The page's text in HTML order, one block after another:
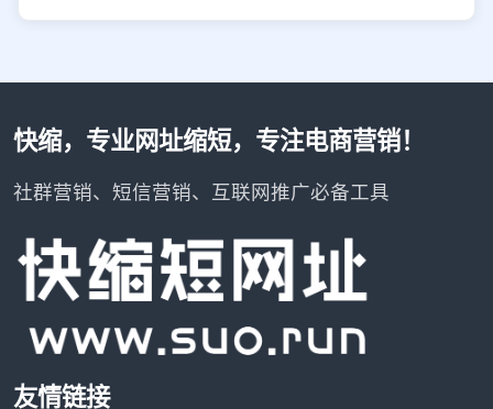
快缩，专业网址缩短，专注电商营销！
社群营销、短信营销、互联网推广必备工具
友情链接